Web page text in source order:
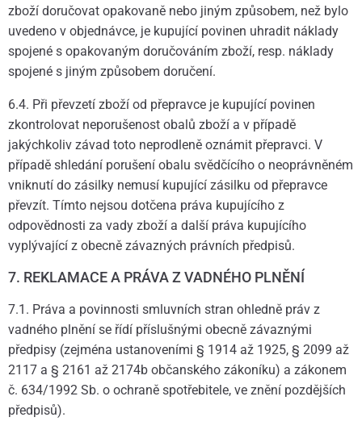
zboží doručovat opakovaně nebo jiným způsobem, než bylo
uvedeno v objednávce, je kupující povinen uhradit náklady
spojené s opakovaným doručováním zboží, resp. náklady
spojené s jiným způsobem doručení.
6.4. Při převzetí zboží od přepravce je kupující povinen
zkontrolovat neporušenost obalů zboží a v případě
jakýchkoliv závad toto neprodleně oznámit přepravci. V
případě shledání porušení obalu svědčícího o neoprávněném
vniknutí do zásilky nemusí kupující zásilku od přepravce
převzít. Tímto nejsou dotčena práva kupujícího z
odpovědnosti za vady zboží a další práva kupujícího
vyplývající z obecně závazných právních předpisů.
7. REKLAMACE A PRÁVA Z VADNÉHO PLNĚNÍ
7.1. Práva a povinnosti smluvních stran ohledně práv z
vadného plnění se řídí příslušnými obecně závaznými
předpisy (zejména ustanoveními § 1914 až 1925, § 2099 až
2117 a § 2161 až 2174b občanského zákoníku) a zákonem
č. 634/1992 Sb. o ochraně spotřebitele, ve znění pozdějších
předpisů).